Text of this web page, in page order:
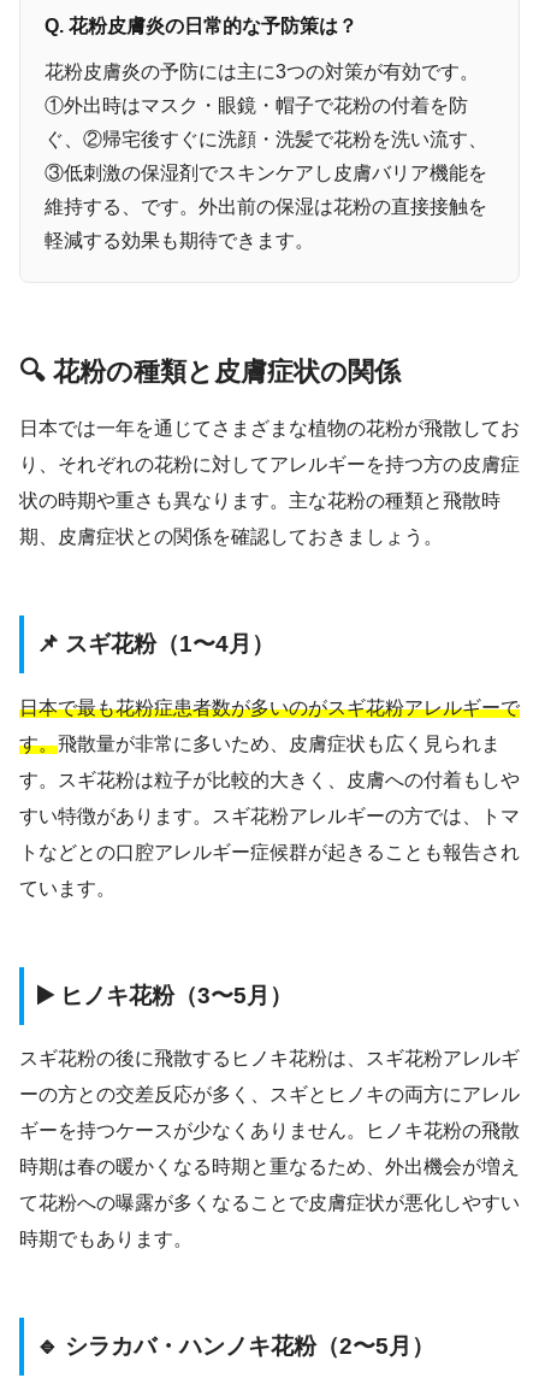
Q. 花粉皮膚炎の日常的な予防策は？
花粉皮膚炎の予防には主に3つの対策が有効です。
①外出時はマスク・眼鏡・帽子で花粉の付着を防
ぐ、②帰宅後すぐに洗顔・洗髪で花粉を洗い流す、
③低刺激の保湿剤でスキンケアし皮膚バリア機能を
維持する、です。外出前の保湿は花粉の直接接触を
軽減する効果も期待できます。
🔍 花粉の種類と皮膚症状の関係
日本では一年を通じてさまざまな植物の花粉が飛散してお
り、それぞれの花粉に対してアレルギーを持つ方の皮膚症
状の時期や重さも異なります。主な花粉の種類と飛散時
期、皮膚症状との関係を確認しておきましょう。
📌 スギ花粉（1〜4月）
日本で最も花粉症患者数が多いのがスギ花粉アレルギーで
す。飛散量が非常に多いため、皮膚症状も広く見られま
す。スギ花粉は粒子が比較的大きく、皮膚への付着もしや
すい特徴があります。スギ花粉アレルギーの方では、トマ
トなどとの口腔アレルギー症候群が起きることも報告され
ています。
▶️ ヒノキ花粉（3〜5月）
スギ花粉の後に飛散するヒノキ花粉は、スギ花粉アレルギ
ーの方との交差反応が多く、スギとヒノキの両方にアレル
ギーを持つケースが少なくありません。ヒノキ花粉の飛散
時期は春の暖かくなる時期と重なるため、外出機会が増え
て花粉への曝露が多くなることで皮膚症状が悪化しやすい
時期でもあります。
🔹 シラカバ・ハンノキ花粉（2〜5月）